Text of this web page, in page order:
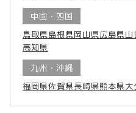
中国・四国
鳥取県島根県 岡山県広島県山
高知県
九州・沖縄
福岡県佐賀県長崎県熊本県大